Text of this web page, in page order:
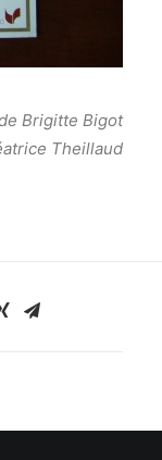
Brigitte Bigot
Theillaud